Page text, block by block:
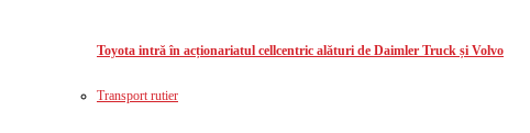
Toyota intră în acționariatul cellcentric alături de Daimler Truck și Volvo
Transport rutier